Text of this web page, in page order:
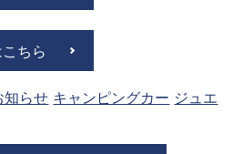
ちら
知らせ キャンピングカー ジュエ